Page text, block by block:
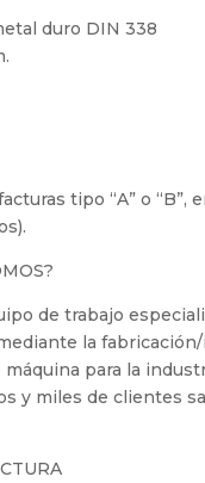
duro DIN 338
tipo “A” o
de trabajo
la
máquina para la
y miles de clientes